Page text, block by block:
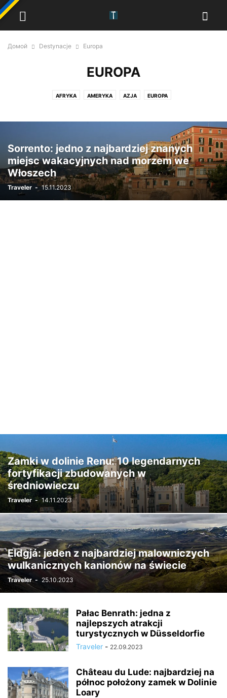
Домой Destynacje Europa
EUROPA
AFRYKA AMERYKA AZJA EUROPA
Sorrento: jedno z najbardziej znanych
miejsc wakacyjnych nad morzem we
Włoszech
Traveler - 15.11.2023
Zamki w dolinie Renu: 10 legendarnych
fortyfikacji zbudowanych w
średniowieczu
Traveler - 14.11.2023
Eldgjá: jeden z najbardziej malowniczych
wulkanicznych kanionów na świecie
Traveler - 25.10.2023
Pałac Benrath: jedna z
najlepszych atrakcji
turystycznych w Düsseldorfie
Traveler - 22.09.2023
Château du Lude: najbardziej na
północ położony zamek w Dolinie
Loary